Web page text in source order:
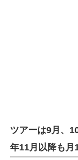
ツアーは9月、
年11月以降も月